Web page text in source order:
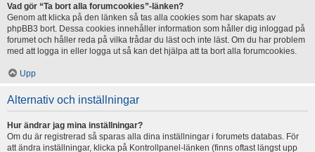
Vad gör “Ta bort alla forumcookies”-länken?
Genom att klicka på den länken så tas alla cookies som har skapats av
phpBB3 bort. Dessa cookies innehåller information som håller dig inloggad på
forumet och håller reda på vilka trådar du läst och inte läst. Om du har problem
med att logga in eller logga ut så kan det hjälpa att ta bort alla forumcookies.
Upp
Alternativ och inställningar
Hur ändrar jag mina inställningar?
Om du är registrerad så sparas alla dina inställningar i forumets databas. För
att ändra inställningar, klicka på Kontrollpanel-länken (finns oftast längst upp